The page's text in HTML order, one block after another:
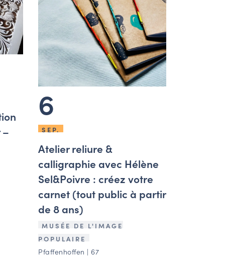
6
SEP.
Atelier reliure &
calligraphie avec Hélène
Sel&Poivre : créez votre
carnet (tout public à partir
de 8 ans)
MUSÉE DE L'IMAGE
POPULAIRE
Pfaffenhoffen | 67